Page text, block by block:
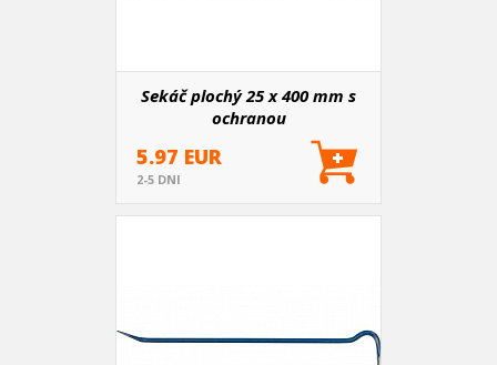
Sekáč plochý 25 x 400 mm s
ochranou
5.97 EUR
2-5 DNI